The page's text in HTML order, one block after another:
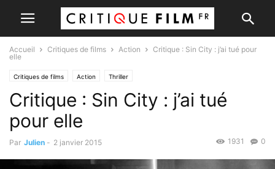
Accueil Critiques de films Action
Critique : Sin City : j’ai tué pour
elle
Critiques de films Action Thriller
Critique : Sin City : j’ai tué
pour elle
Par Julien - 2 janvier 2015 0
1931